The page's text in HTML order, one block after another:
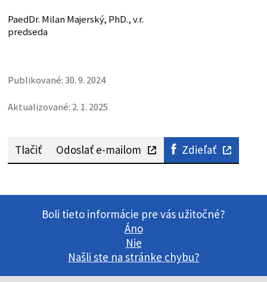
PaedDr. Milan Majerský, PhD., v.r.
predseda
Publikované: 30. 9. 2024
Aktualizované: 2. 1. 2025
Tlačiť Odoslať e-mailom Zdieľať
Boli tieto informácie pre vás užitočné?
Áno
Nie
Našli ste na stránke chybu?